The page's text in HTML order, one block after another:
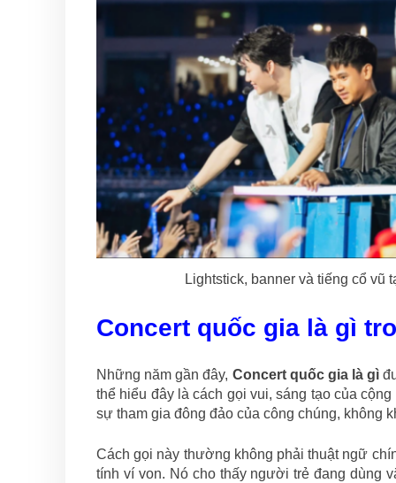
Lightstick, banner và tiếng cổ vũ
Concert quốc gia là gì
Những năm gần đây, Concert quốc gia là gì
thể hiểu đây là cách gọi vui, sáng tạo của
sự tham gia đông đảo của công chúng, không
Cách gọi này thường không phải thuật ngữ
tính ví von. Nó cho thấy người trẻ đang dùng